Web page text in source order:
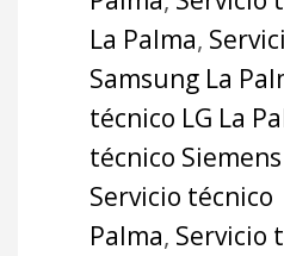
La Palma,
Samsung La
técnico LG La
técnico
Servicio
Palma, Servicio